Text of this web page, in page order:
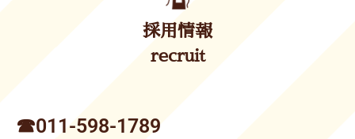
採用情報
recruit
☎︎011-598-1789